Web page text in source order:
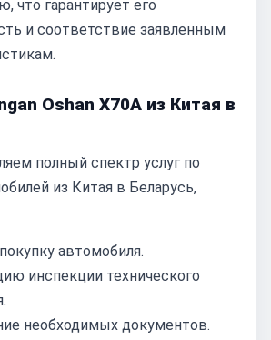
что гарантирует его
и соответствие заявленным
Oshan X70A из Китая в
полный спектр услуг по
из Китая в Беларусь,
автомобиля.
инспекции технического
необходимых документов.